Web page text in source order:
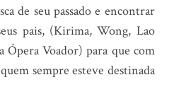
de seu passado e encontrar
pais, (Kirima, Wong, Lao
Ópera Voador) para que com
sempre esteve destinada